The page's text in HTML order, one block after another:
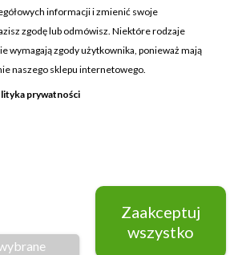
informacji i zmienić swoje
zgodę lub odmówisz. Niektóre rodzaje
wymagają zgody użytkownika, ponieważ mają
naszego sklepu internetowego.
prywatności
Wymagane pliki cookie oraz cookie
HttpOnly. Pliki cookie wymagane do
przeglądania witryny i korzystania z jej
podstawowych funkcji. Te pliki cookie
Zaakceptuj
wszystko